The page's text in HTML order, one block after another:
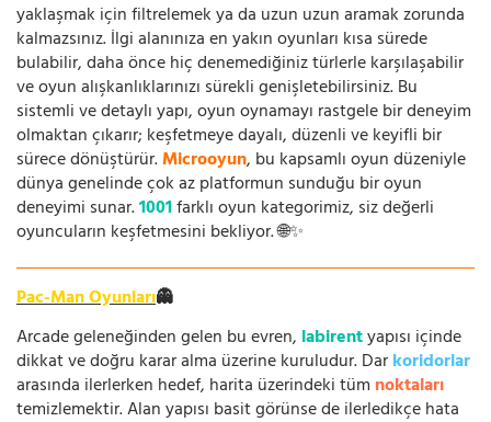
yaklaşmak için filtrelemek ya da uzun uzun aramak zorunda
kalmazsınız. İlgi alanınıza en yakın oyunları kısa sürede
bulabilir, daha önce hiç denemediğiniz türlerle karşılaşabilir
ve oyun alışkanlıklarınızı sürekli genişletebilirsiniz. Bu
sistemli ve detaylı yapı, oyun oynamayı rastgele bir deneyim
olmaktan çıkarır; keşfetmeye dayalı, düzenli ve keyifli bir
sürece dönüştürür.Microoyun, bu kapsamlı oyun düzeniyle
dünya genelinde çok az platformun sunduğu bir oyun
deneyimi sunar.1001farklı oyun kategorimiz, siz değerli
oyuncuların keşfetmesini bekliyor. 🌐✨
Pac-Man Oyunları👻
Arcade geleneğinden gelen bu evren, labirentyapısı içinde
dikkat ve doğru karar alma üzerine kuruludur. Darkoridorlar
arasında ilerlerken hedef, harita üzerindeki tüm noktaları
temizlemektir. Alan yapısı basit görünse de ilerledikçe hata